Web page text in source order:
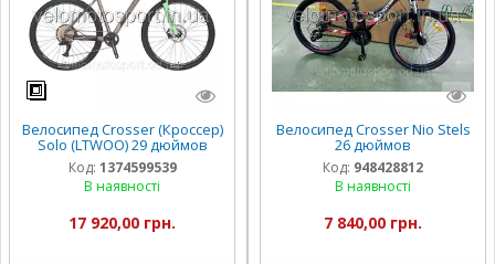
Велосипед Crosser (Кроссер)
Solo (LTWOO) 29 дюймов
Код: 1374599539
В наявності
17 920,00 грн.
Велосипед Crosser Nio Stels
26 дюймов
Код: 948428812
В наявності
7 840,00 грн.